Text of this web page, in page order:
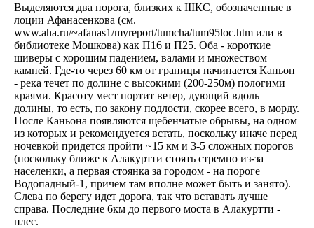
Выделяются два порога, близких к IIIКС, обозначенные в
лоции Афанасенкова (см.
www.aha.ru/~afanas1/myreport/tumcha/tum95loc.htm или в
библиотеке Мошкова) как П16 и П25. Оба - короткие
шиверы с хорошим падением, валами и множеством
камней. Где-то через 60 км от границы начинается Каньон
- река течет по долине с высокими (200-250м) пологими
краями. Красоту мест портит ветер, дующий вдоль
долины, то есть, по закону подлости, скорее всего, в морду.
После Каньона появляются щебенчатые обрывы, на одном
из которых и рекомендуется встать, поскольку иначе перед
ночевкой придется пройти ~15 км и 3-5 сложных порогов
(поскольку ближе к Алакуртти стоять стремно из-за
населенки, а первая стоянка за городом - на пороге
Водопадный-1, причем там вполне может быть и занято).
Слева по берегу идет дорога, так что вставать лучше
справа. Последние 6км до первого моста в Алакуртти -
плес.